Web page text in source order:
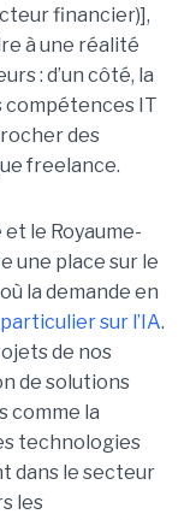
financier)],
à une réalité
: d’un côté, la
IT
des
freelance.
et le Royaume-
une place sur le
la demande en
sur l’IA.
de nos
de solutions
comme la
technologies
dans le secteur
les